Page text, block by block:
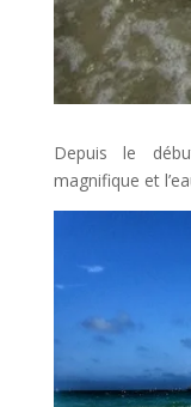
Depuis le
magnifique et